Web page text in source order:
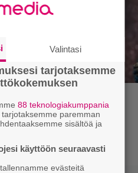
jotain uutta” –
Kisser nimeää
tehneet
Valintasi
tarjotaksemme
88 teknologiakumppania
paremman
sisältöä ja
käyttöön seuraavasti
evästeitä